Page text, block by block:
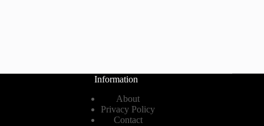
Information
About
Privacy Policy
Contact